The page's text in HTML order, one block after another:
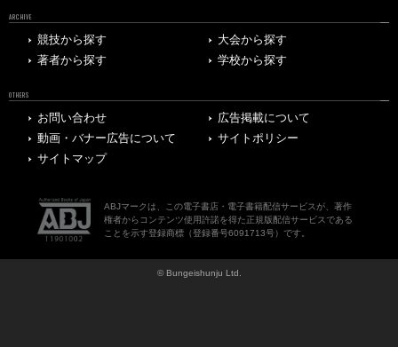
ARCHIVE
競技から探す
大会から探す
著者から探す
学校から探す
OTHERS
お問い合わせ
広告掲載について
動画・バナー広告について
サイトポリシー
サイトマップ
ABJマークは、この電子書店・電子書籍配信サービスが、著作
権者からコンテンツ使用許諾を得た正規版配信サービスである
ことを示す登録商標（登録番号6091713号）です。
© Bungeishunju Ltd.